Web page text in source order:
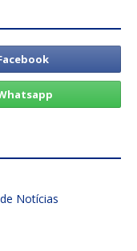
Notícias